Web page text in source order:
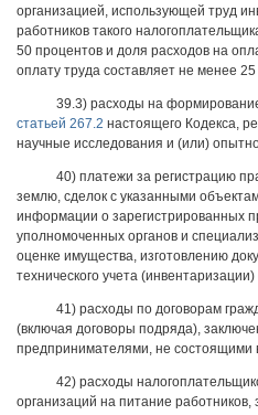
организацией, использующей труд
работников такого
50 процентов и доля расходов на
оплату труда составляет не менее
39.3) расходы на
статьей 267.2 настоящего Кодекса,
научные исследования и (или)
40) платежи за регистрацию
землю, сделок с указанными
информации о зарегистрированных
уполномоченных органов и
оценке имущества, изготовлению
технического учета
41) расходы по договорам
(включая договоры подряда),
предпринимателями, не состоящими
42) расходы
организаций на питание